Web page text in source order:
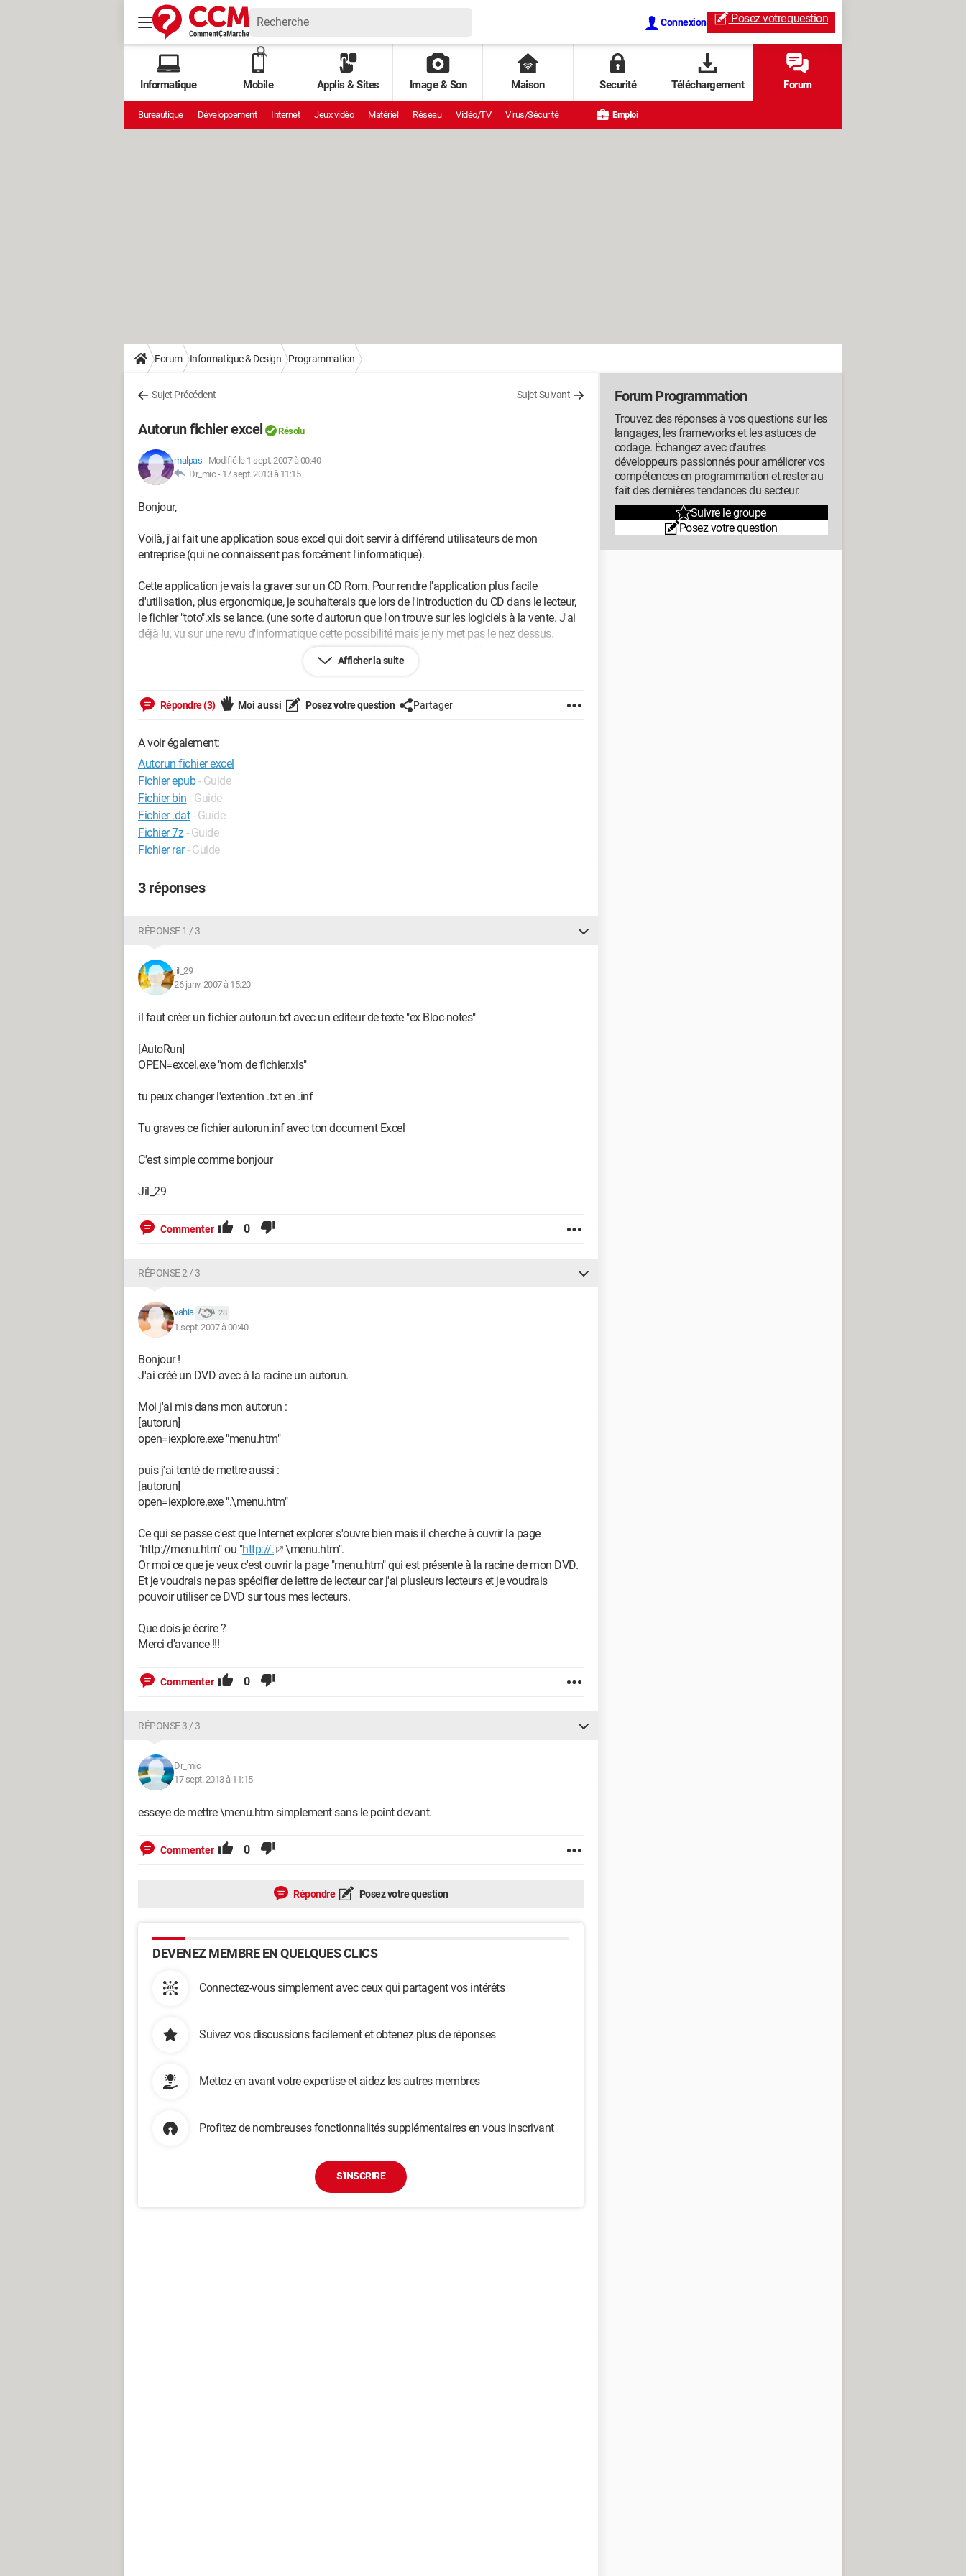
Connexion Posez votrequestion
Informatique Mobile Applis & Sites Image & Son Maison Securité Téléchargement Forum
Bureautique Développement Internet Jeux vidéo Matériel Réseau Vidéo/TV Virus/Sécurité Emploi
Forum Informatique & Design Programmation
Sujet Précédent Sujet Suivant
Autorun fichier excel Résolu
malpas - Modifié le 1 sept. 2007 à 00:40
Dr_mic - 17 sept. 2013 à 11:15
Bonjour,
Voilà, j'ai fait une application sous excel qui doit servir à différend utilisateurs de mon
entreprise (qui ne connaissent pas forcément l'informatique).
Cette application je vais la graver sur un CD Rom. Pour rendre l'application plus facile
d'utilisation, plus ergonomique, je souhaiterais que lors de l'introduction du CD dans le lecteur,
le fichier "toto".xls se lance. (une sorte d'autorun que l'on trouve sur les logiciels à la vente. J'ai
déjà lu, vu sur une revu d'informatique cette possibilité mais je n'y met pas le nez dessus.
il me semble qu'il fallait faire une petite "commande" sous le bloc-notes !!!
Afficher la suite
Répondre (3) Moi aussi Posez votre question Partager
A voir également:
Autorun fichier excel
Fichier epub - Guide
Fichier bin - Guide
Fichier .dat - Guide
Fichier 7z - Guide
Fichier rar- Guide
3 réponses
RÉPONSE 1 / 3
jil_29
26 janv. 2007 à 15:20
il faut créer un fichier autorun.txt avec un editeur de texte "ex Bloc-notes"
[AutoRun]
OPEN=excel.exe "nom de fichier.xls"
tu peux changer l'extention .txt en .inf
Tu graves ce fichier autorun.inf avec ton document Excel
C'est simple comme bonjour
Jil_29
Commenter 0
RÉPONSE 2 / 3
vahia 28
1 sept. 2007 à 00:40
Bonjour !
J'ai créé un DVD avec à la racine un autorun.
Moi j'ai mis dans mon autorun :
[autorun]
open=iexplore.exe "menu.htm"
puis j'ai tenté de mettre aussi :
[autorun]
open=iexplore.exe ".\menu.htm"
Ce qui se passe c'est que Internet explorer s'ouvre bien mais il cherche à ouvrir la page
"http://menu.htm" ou "http://.
\menu.htm".
Or moi ce que je veux c'est ouvrir la page "menu.htm" qui est présente à la racine de mon DVD.
Et je voudrais ne pas spécifier de lettre de lecteur car j'ai plusieurs lecteurs et je voudrais
pouvoir utiliser ce DVD sur tous mes lecteurs.
Que dois-je écrire ?
Merci d'avance !!!
Commenter 0
RÉPONSE 3 / 3
Dr_mic
17 sept. 2013 à 11:15
esseye de mettre \menu.htm simplement sans le point devant.
Commenter 0
Répondre Posez votre question
DEVENEZ MEMBRE EN QUELQUES CLICS
Connectez-vous simplement avec ceux qui partagent vos intérêts
Suivez vos discussions facilement et obtenez plus de réponses
Mettez en avant votre expertise et aidez les autres membres
Profitez de nombreuses fonctionnalités supplémentaires en vous inscrivant
S'INSCRIRE
Forum Programmation
Trouvez des réponses à vos questions sur les
langages, les frameworks et les astuces de
codage. Échangez avec d'autres
développeurs passionnés pour améliorer vos
compétences en programmation et rester au
fait des dernières tendances du secteur.
Suivre le groupe
Posez votre question